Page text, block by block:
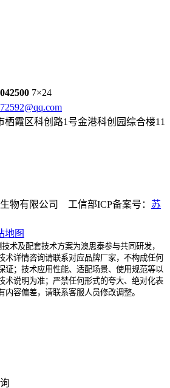
7×24
栖霞区科创路1号金港科创园综合楼11
物有限公司 工信部ICP备案号： 苏
地图
术及配套技术方案为澳思泰参与共同研发，
术详情咨询请联系对应品牌厂家，不构成任何
证；技术应用性能、适配场景、使用规范等以
术说明为准；严禁任何形式的夸大、绝对化表
容偏差，请联系客服人员修改调整。